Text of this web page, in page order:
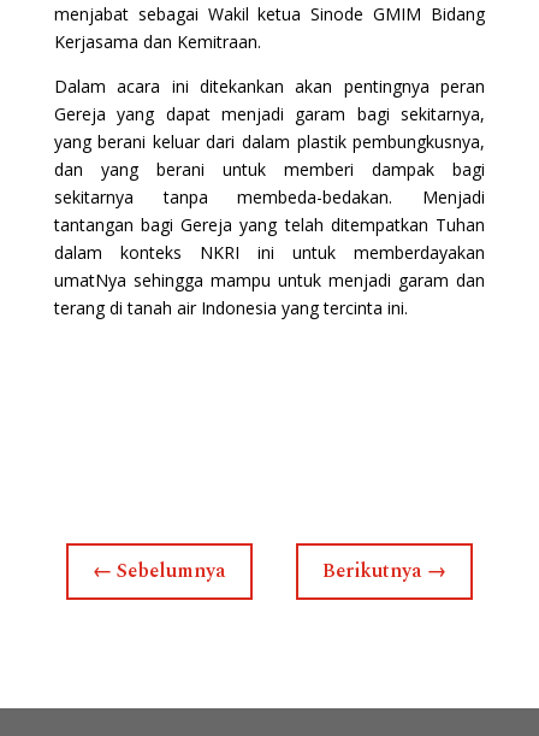
menjabat sebagai Wakil ketua Sinode GMIM Bidang
Kerjasama dan Kemitraan.
Dalam acara ini ditekankan akan pentingnya peran
Gereja yang dapat menjadi garam bagi sekitarnya,
yang berani keluar dari dalam plastik pembungkusnya,
dan yang berani untuk memberi dampak bagi
sekitarnya tanpa membeda-bedakan. Menjadi
tantangan bagi Gereja yang telah ditempatkan Tuhan
dalam konteks NKRI ini untuk memberdayakan
umatNya sehingga mampu untuk menjadi garam dan
terang di tanah air Indonesia yang tercinta ini.
← Sebelumnya Berikutnya →